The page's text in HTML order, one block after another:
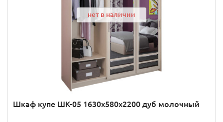
нет в наличии
Шкаф купе ШК-05 1630x580x2200 дуб молочный